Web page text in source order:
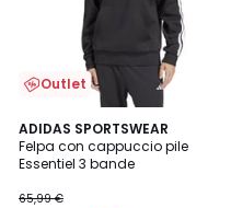
Outlet
ADIDAS SPORTSWEAR
Felpa con cappuccio pile
Essentiel 3 bande
65,99 €
4,7
/ 5